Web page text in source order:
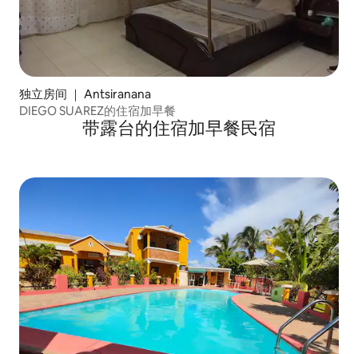
独立房间 ｜ Antsiranana
DIEGO SUAREZ的住宿加早餐
带露台的住宿加早餐民宿